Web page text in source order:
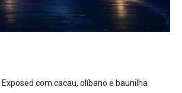
com cacau, olíbano e baunilha